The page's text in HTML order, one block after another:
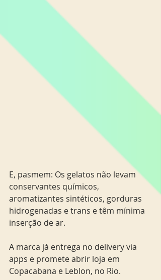
E, pasmem: Os gelatos não levam
conservantes químicos,
aromatizantes sintéticos, gorduras
hidrogenadas e trans e têm mínima
inserção de ar.
A marca já entrega no delivery via
apps e promete abrir loja em
Copacabana e Leblon, no Rio.